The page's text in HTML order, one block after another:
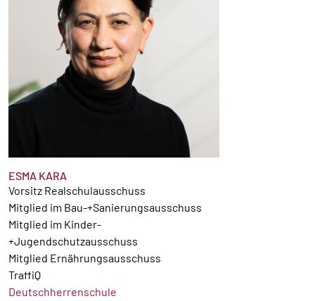
ESMA KARA
Vorsitz Realschulausschuss
Mitglied im Bau-+Sanierungsausschuss
Mitglied im Kinder-
+Jugendschutzausschuss
Mitglied Ernährungsausschuss
TraffiQ
Deutschherrenschule